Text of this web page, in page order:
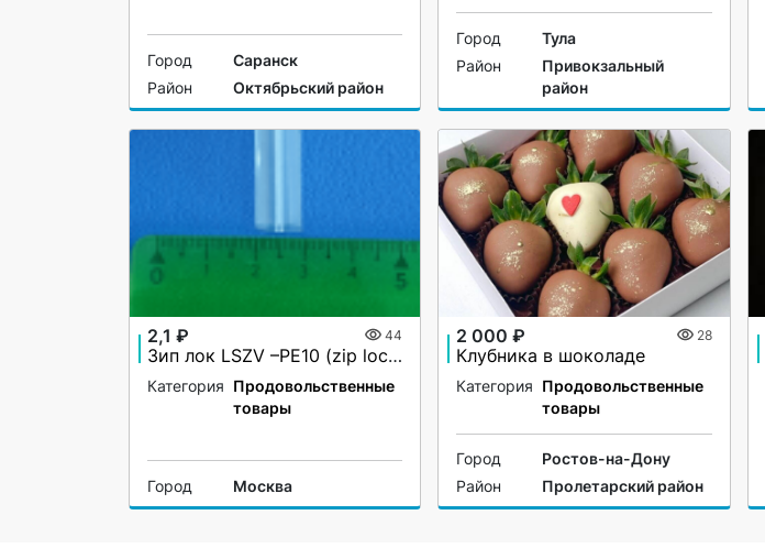
Город
Саранск
Район
Октябрьский район
Город
Тула
Район
Привокзальный
район
2,1 ₽ 44
Зип лок LSZV –PE10 (zip lock)
Категория Продовольственные
товары
Город Москва
2 000 ₽ 28
Клубника в шоколаде
Категория Продовольственные
товары
Город
Ростов-на-Дону
Район
Пролетарский район